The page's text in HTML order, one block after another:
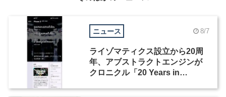
ニュース 8/7
ライゾマティクス設立から20周
年、アブストラクトエンジンが
クロニクル「20 Years in